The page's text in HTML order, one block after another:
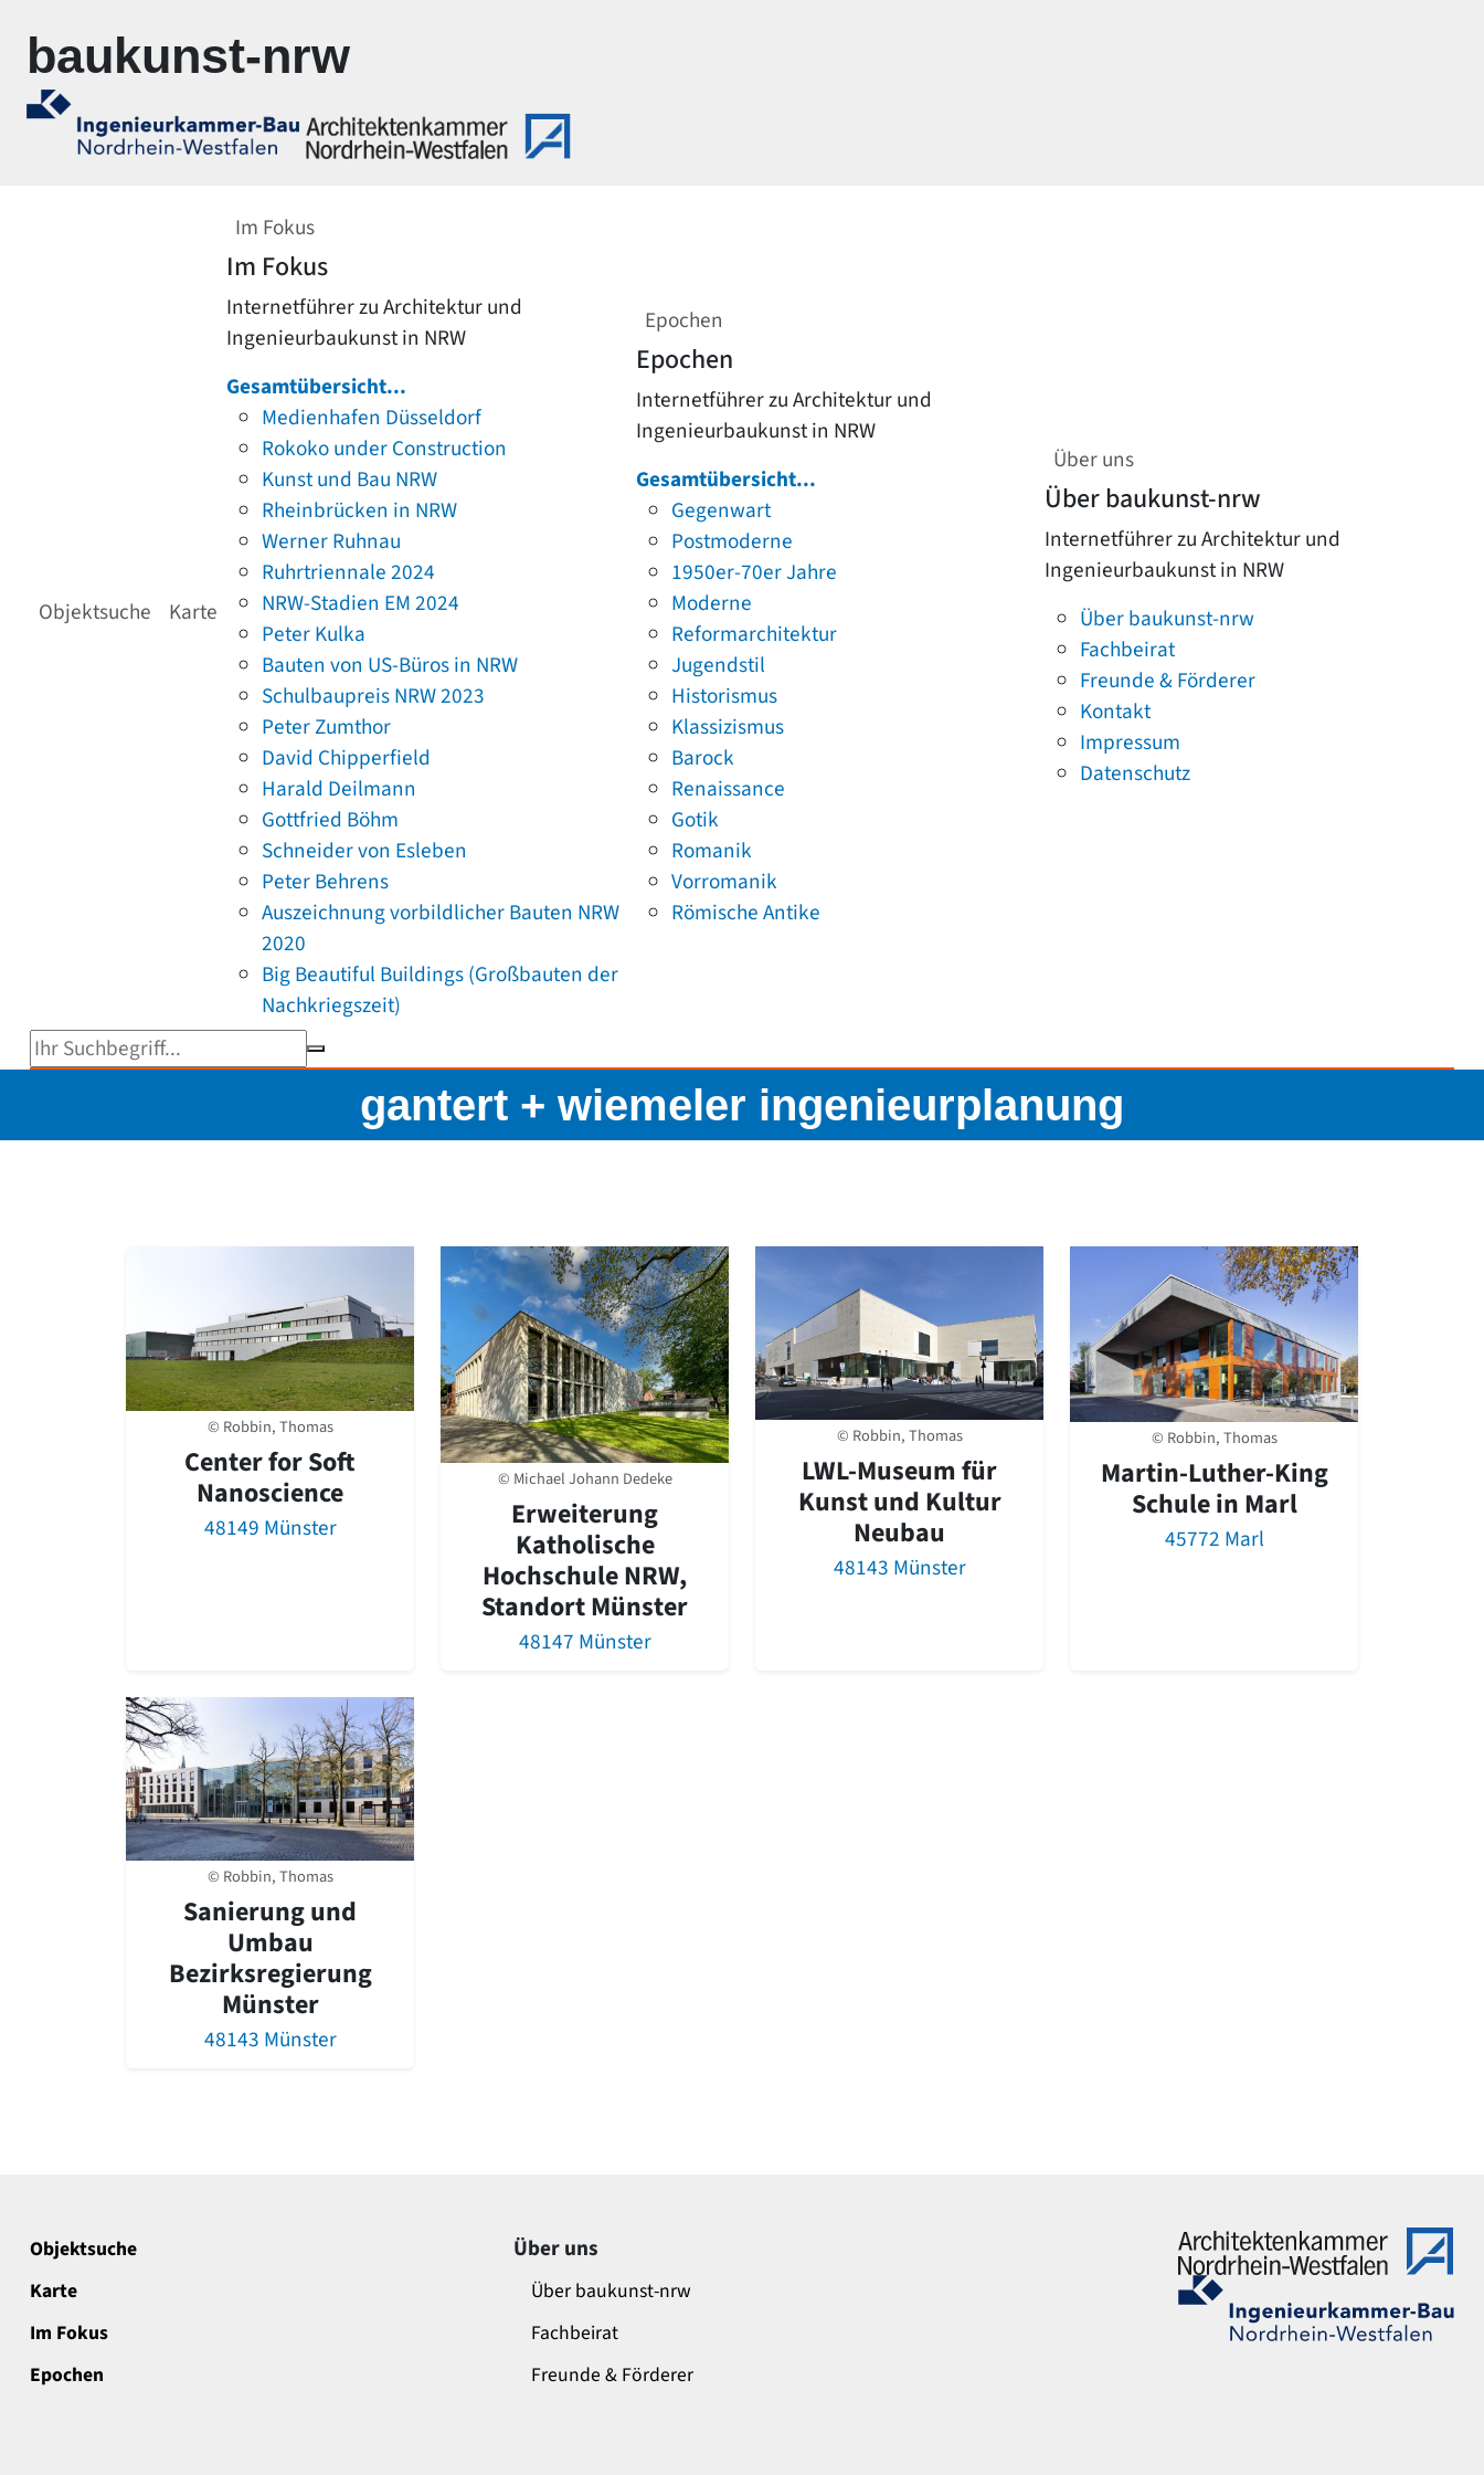
baukunst-nrw
Objektsuche Karte
Im Fokus
Im Fokus
Internetführer zu Architektur und
Ingenieurbaukunst in NRW
Gesamtübersicht...
Medienhafen Düsseldorf
Rokoko under Construction
Kunst und Bau NRW
Rheinbrücken in NRW
Werner Ruhnau
Ruhrtriennale 2024
NRW-Stadien EM 2024
Peter Kulka
Bauten von US-Büros in NRW
Schulbaupreis NRW 2023
Peter Zumthor
David Chipperfield
Harald Deilmann
Gottfried Böhm
Schneider von Esleben
Peter Behrens
Auszeichnung vorbildlicher Bauten NRW
2020
Big Beautiful Buildings (Großbauten der
Nachkriegszeit)
Epochen
Epochen
Internetführer zu Architektur und
Ingenieurbaukunst in NRW
Gesamtübersicht...
Gegenwart
Postmoderne
1950er-70er Jahre
Moderne
Reformarchitektur
Jugendstil
Historismus
Klassizismus
Barock
Renaissance
Gotik
Romanik
Vorromanik
Römische Antike
Über uns
Über baukunst-nrw
Internetführer zu Architektur und
Ingenieurbaukunst in NRW
Über baukunst-nrw
Fachbeirat
Freunde & Förderer
Kontakt
Impressum
Datenschutz
Suchbegriff eingeben
gantert + wiemeler ingenieurplanung
© Robbin, Thomas
Center for Soft
Nanoscience
48149 Münster
© Michael Johann Dedeke
Erweiterung
Katholische
Hochschule NRW,
Standort Münster
48147 Münster
© Robbin, Thomas
LWL-Museum für
Kunst und Kultur
Neubau
48143 Münster
© Robbin, Thomas
Martin-Luther-King
Schule in Marl
45772 Marl
© Robbin, Thomas
Sanierung und
Umbau
Bezirksregierung
Münster
48143 Münster
Objektsuche
Karte
Im Fokus
Epochen
Über uns
Über baukunst-nrw
Fachbeirat
Freunde & Förderer